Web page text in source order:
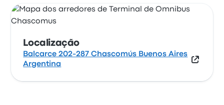
Localização
Balcarce 202-287 Chascomús Buenos Aires
Argentina